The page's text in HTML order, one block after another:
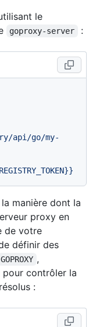
le
goproxy-server :
api/go/my-
manière dont la
proxy en
de votre
définir des
GOPROXY ,
pour contrôler la
: